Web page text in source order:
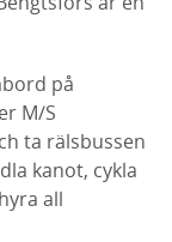
på
M/S
ta rälsbussen
kanot, cykla
all